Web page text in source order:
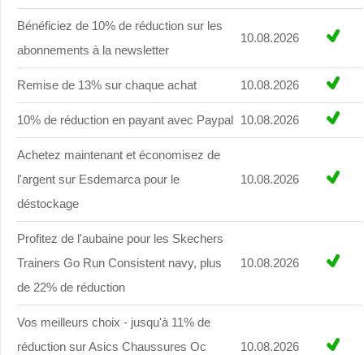
Bénéficiez de 10% de réduction sur les
abonnements à la newsletter
10.08.2026
Remise de 13% sur chaque achat 10.08.2026
10% de réduction en payant avec Paypal 10.08.2026
Achetez maintenant et économisez de
l'argent sur Esdemarca pour le
déstockage
10.08.2026
Profitez de l'aubaine pour les Skechers
Trainers Go Run Consistent navy, plus
de 22% de réduction
10.08.2026
Vos meilleurs choix - jusqu'à 11% de
réduction sur Asics Chaussures Oc
10.08.2026